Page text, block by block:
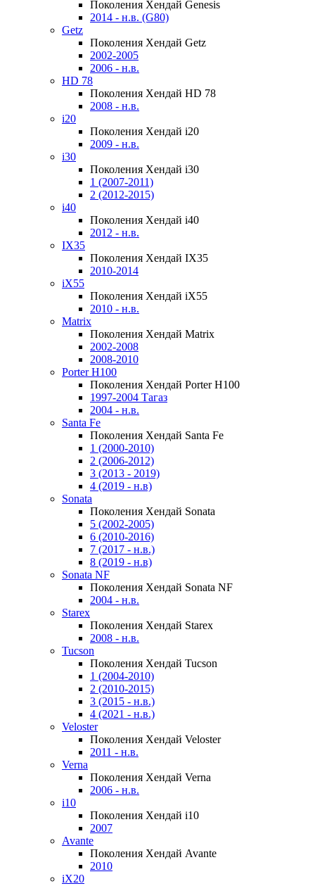
Поколения Хендай Genesis
2014 - н.в. (G80)
Getz
Поколения Хендай Getz
2002-2005
2006 - н.в.
HD 78
Поколения Хендай HD 78
2008 - н.в.
i20
Поколения Хендай i20
2009 - н.в.
i30
Поколения Хендай i30
1 (2007-2011)
2 (2012-2015)
i40
Поколения Хендай i40
2012 - н.в.
IX35
Поколения Хендай IX35
2010-2014
iX55
Поколения Хендай iX55
2010 - н.в.
Matrix
Поколения Хендай Matrix
2002-2008
2008-2010
Porter H100
Поколения Хендай Porter H100
1997-2004 Тагаз
2004 - н.в.
Santa Fe
Поколения Хендай Santa Fe
1 (2000-2010)
2 (2006-2012)
3 (2013 - 2019)
4 (2019 - н.в)
Sonata
Поколения Хендай Sonata
5 (2002-2005)
6 (2010-2016)
7 (2017 - н.в.)
8 (2019 - н.в)
Sonata NF
Поколения Хендай Sonata NF
2004 - н.в.
Starex
Поколения Хендай Starex
2008 - н.в.
Tucson
Поколения Хендай Tucson
1 (2004-2010)
2 (2010-2015)
3 (2015 - н.в.)
4 (2021 - н.в.)
Veloster
Поколения Хендай Veloster
2011 - н.в.
Verna
Поколения Хендай Verna
2006 - н.в.
i10
Поколения Хендай i10
2007
Avante
Поколения Хендай Avante
2010
iX20